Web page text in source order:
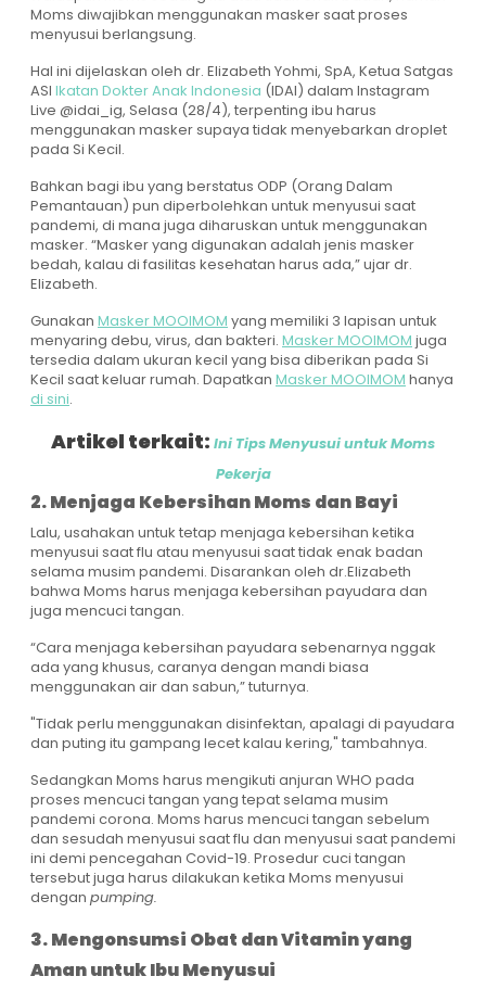
Moms diwajibkan menggunakan masker saat proses
menyusui berlangsung.
Hal ini dijelaskan oleh dr. Elizabeth Yohmi, SpA, Ketua Satgas
ASI Ikatan Dokter Anak Indonesia (IDAI) dalam Instagram
Live @idai_ig, Selasa (28/4), terpenting ibu harus
menggunakan masker supaya tidak menyebarkan droplet
pada Si Kecil.
Bahkan bagi ibu yang berstatus ODP (Orang Dalam
Pemantauan) pun diperbolehkan untuk menyusui saat
pandemi, di mana juga diharuskan untuk menggunakan
masker. “Masker yang digunakan adalah jenis masker
bedah, kalau di fasilitas kesehatan harus ada,” ujar dr.
Elizabeth.
Gunakan Masker MOOIMOM yang memiliki 3 lapisan untuk
menyaring debu, virus, dan bakteri. Masker MOOIMOM juga
tersedia dalam ukuran kecil yang bisa diberikan pada Si
Kecil saat keluar rumah. Dapatkan Masker MOOIMOM hanya
di sini.
Artikel terkait: Ini Tips Menyusui untuk Moms
Pekerja
2. Menjaga Kebersihan Moms dan Bayi
Lalu, usahakan untuk tetap menjaga kebersihan ketika
menyusui saat flu atau menyusui saat tidak enak badan
selama musim pandemi. Disarankan oleh dr.Elizabeth
bahwa Moms harus menjaga kebersihan payudara dan
juga mencuci tangan.
“Cara menjaga kebersihan payudara sebenarnya nggak
ada yang khusus, caranya dengan mandi biasa
menggunakan air dan sabun,” tuturnya.
"Tidak perlu menggunakan disinfektan, apalagi di payudara
dan puting itu gampang lecet kalau kering," tambahnya.
Sedangkan Moms harus mengikuti anjuran WHO pada
proses mencuci tangan yang tepat selama musim
pandemi corona. Moms harus mencuci tangan sebelum
dan sesudah menyusui saat flu dan menyusui saat pandemi
ini demi pencegahan Covid-19. Prosedur cuci tangan
tersebut juga harus dilakukan ketika Moms menyusui
dengan pumping.
3. Mengonsumsi Obat dan Vitamin yang
Aman untuk Ibu Menyusui